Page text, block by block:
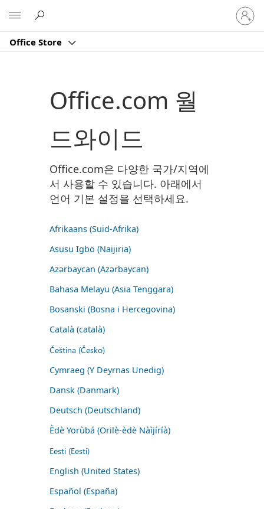
Office Store
귀
하
계
Office.com 월
드와이드
Office.com은 다양한 국가/지역에
서 사용할 수 있습니다. 아래에서
언어 기본 설정을 선택하세요.
Afrikaans (Suid-Afrika)
Asụsụ Igbo (Naịjịrịa)
Azərbaycan (Azərbaycan)
Bahasa Melayu (Asia Tenggara)
Bosanski (Bosna i Hercegovina)
Català (català)
Čeština (Česko)
Cymraeg (Y Deyrnas Unedig)
Dansk (Danmark)
Deutsch (Deutschland)
Èdè Yorùbá (Orilẹ̀-èdè Nàìjíríà)
Eesti (Eesti)
English (United States)
Español (España)